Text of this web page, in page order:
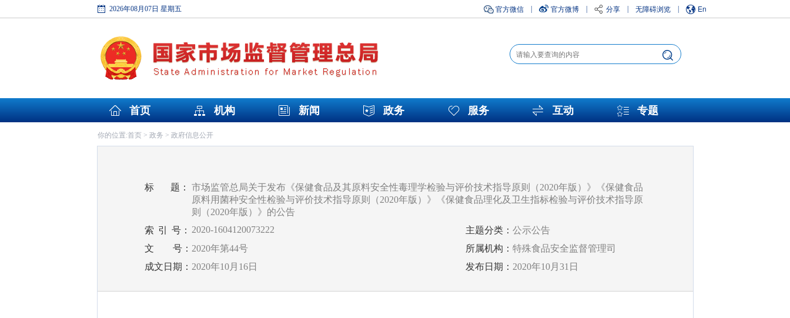
2026年08月07日 星期五 官方微信 官方微博 分享 无障碍浏览 En
首页 机构 新闻 政务 服务 互动 专题
你的位置:首页> 政务 > 政府信息公开
标 题：
市场监管总局关于发布《保健食品及其原料安全性毒理学检验与评价技术指导原则（2020年版）》《保健食品
原料用菌种安全性检验与评价技术指导原则（2020年版）》《保健食品理化及卫生指标检验与评价技术指导原
则（2020年版）》的公告
索 引 号： 2020-1604120073222 主题分类： 公示公告
文
号： 2020年第44号 所属机构： 特殊食品安全监督管理司
成文日期： 2020年10月16日 发布日期： 2020年10月31日